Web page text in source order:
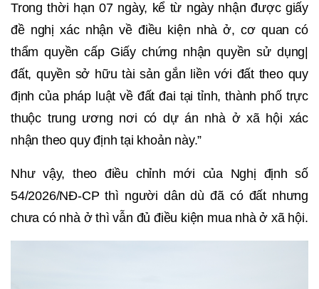
Trong thời hạn 07 ngày, kể từ ngày nhận được giấy
đề nghị xác nhận về điều kiện nhà ở, cơ quan có
thẩm quyền cấp Giấy chứng nhận quyền sử dụng|
đất, quyền sở hữu tài sản gắn liền với đất theo quy
định của pháp luật về đất đai tại tỉnh, thành phố trực
thuộc trung ương nơi có dự án nhà ở xã hội xác
nhận theo quy định tại khoản này.”
Như vậy, theo điều chỉnh mới của Nghị định số
54/2026/NĐ-CP thì người dân dù đã có đất nhưng
chưa có nhà ở thì vẫn đủ điều kiện mua nhà ở xã hội.